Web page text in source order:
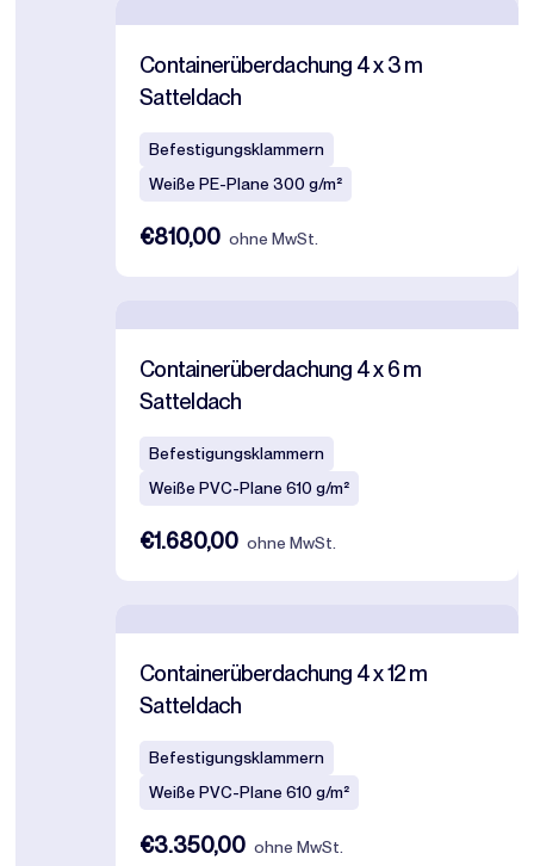
Containerüberdachung 4 x 3 m
Satteldach
Befestigungsklammern
Weiße PE-Plane 300 g/m²
€810,00 ohne MwSt.
Containerüberdachung 4 x 6 m
Satteldach
Befestigungsklammern
Weiße PVC-Plane 610 g/m²
€1.680,00 ohne MwSt.
Containerüberdachung 4 x 12 m
Satteldach
Befestigungsklammern
Weiße PVC-Plane 610 g/m²
€3.350,00 ohne MwSt.